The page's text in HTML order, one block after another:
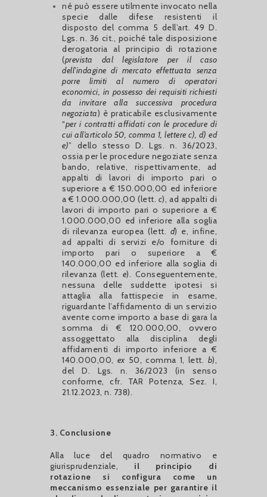
né può essere utilmente invocato nella
specie dalle difese resistenti il
disposto del comma 5 dell’art. 49 D.
Lgs. n. 36 cit., poiché tale disposizione
derogatoria al principio di rotazione
(prevista dal legislatore per il caso
dell’indagine di mercato effettuata senza
porre limiti al numero di operatori
economici, in possesso dei requisiti richiesti
da invitare alla successiva procedura
negoziata) è praticabile esclusivamente
“per i contratti affidati con le procedure di
cui all’articolo 50, comma 1, lettere c), d) ed
e)” dello stesso D. Lgs. n. 36/2023,
ossia per le procedure negoziate senza
bando, relative, rispettivamente, ad
appalti di lavori di importo pari o
superiore a € 150.000,00 ed inferiore
a € 1.000.000,00 (lett. c), ad appalti di
lavori di importo pari o superiore a €
1.000.000,00 ed inferiore alla soglia
di rilevanza europea (lett. d) e, infine,
ad appalti di servizi e/o forniture di
importo pari o superiore a €
140.000,00 ed inferiore alla soglia di
rilevanza (lett. e). Conseguentemente,
nessuna delle suddette ipotesi si
attaglia alla fattispecie in esame,
riguardante l’affidamento di un servizio
avente come importo a base di gara la
somma di € 120.000,00, ovvero
assoggettato alla disciplina degli
affidamenti di importo inferiore a €
140.000,00, ex 50, comma 1, lett. b),
del D. Lgs. n. 36/2023 (in senso
conforme, cfr. TAR Potenza, Sez. I,
21.12.2023, n. 738).
3. Conclusione
Alla luce del quadro normativo e
giurisprudenziale, il principio di
rotazione si configura come un
meccanismo essenziale per garantire il